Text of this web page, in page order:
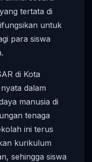
tertata di
untuk
para siswa
di Kota
dalam
manusia di
tenaga
ini terus
kurikulum
sehingga siswa